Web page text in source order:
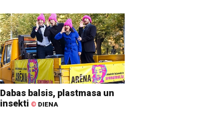
Dabas balsis, plastmasa un
insekti © DIENA